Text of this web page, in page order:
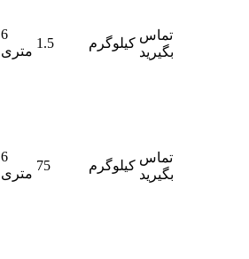
6
متری
1.5 کیلوگرم
تماس
بگیرید
6
متری
75 کیلوگرم
تماس
بگیرید